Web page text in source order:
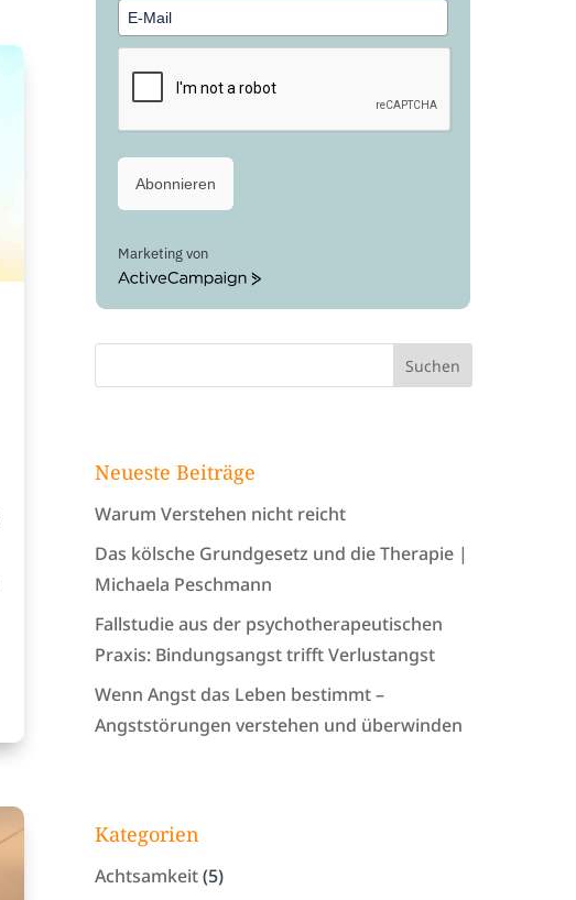
Abonnieren
Marketing von
ActiveCampaign
Neueste Beiträge
Warum Verstehen nicht reicht
Das kölsche Grundgesetz und die Therapie |
Michaela Peschmann
Fallstudie aus der psychotherapeutischen
Praxis: Bindungsangst trifft Verlustangst
Wenn Angst das Leben bestimmt –
Angststörungen verstehen und überwinden
Kategorien
Achtsamkeit(5)